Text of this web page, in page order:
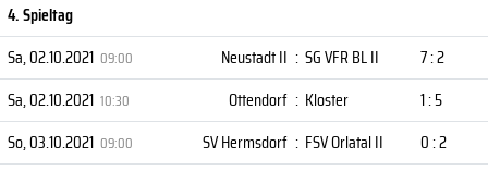
4. Spieltag
Sa, 02.10.2021 09:00 Neustadt II : SG VFR BL II
7 : 2
Sa, 02.10.2021 10:30 Ottendorf : Kloster
1 : 5
So, 03.10.2021 09:00 SV Hermsdorf : FSV Orlatal II
0 : 2